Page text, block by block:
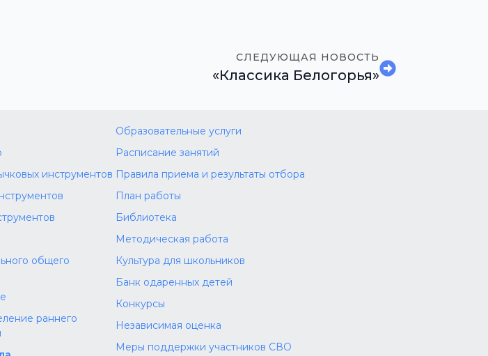
СЛЕДУЮЩАЯ НОВОСТЬ
«Классика Белогорья»
инструментов
общего
раннего
Образовательные услуги
Расписание занятий
Правила приема и результаты отбора
План работы
Библиотека
Методическая работа
Культура для школьников
Банк одаренных детей
Конкурсы
Независимая оценка
Меры поддержки участников СВО